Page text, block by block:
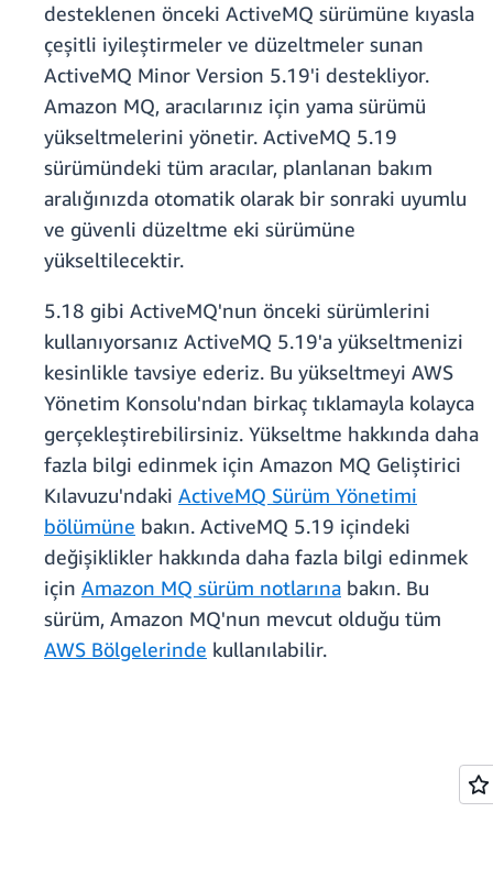
desteklenen önceki ActiveMQ sürümüne kıyasla
çeşitli iyileştirmeler ve düzeltmeler sunan
ActiveMQ Minor Version 5.19'i destekliyor.
Amazon MQ, aracılarınız için yama sürümü
yükseltmelerini yönetir. ActiveMQ 5.19
sürümündeki tüm aracılar, planlanan bakım
aralığınızda otomatik olarak bir sonraki uyumlu
ve güvenli düzeltme eki sürümüne
yükseltilecektir.
5.18 gibi ActiveMQ'nun önceki sürümlerini
kullanıyorsanız ActiveMQ 5.19'a yükseltmenizi
kesinlikle tavsiye ederiz. Bu yükseltmeyi AWS
Yönetim Konsolu'ndan birkaç tıklamayla kolayca
gerçekleştirebilirsiniz. Yükseltme hakkında daha
fazla bilgi edinmek için Amazon MQ Geliştirici
Kılavuzu'ndaki ActiveMQ Sürüm Yönetimi
bölümüne bakın. ActiveMQ 5.19 içindeki
değişiklikler hakkında daha fazla bilgi edinmek
için Amazon MQ sürüm notlarına bakın. Bu
sürüm, Amazon MQ'nun mevcut olduğu tüm
AWS Bölgelerinde kullanılabilir.